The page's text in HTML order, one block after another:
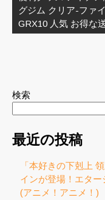
ン
グジム クリア-ファ
GRX10 人気 お得な
検索
最近の投稿
「本好きの下剋上
インが登場！エタ
(アニメ！アニメ！)